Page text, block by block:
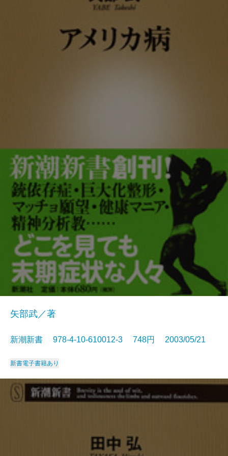
矢部武／著
新潮新書 978-4-10-610012-3 748円 2003/05/21
新書電子書籍あり